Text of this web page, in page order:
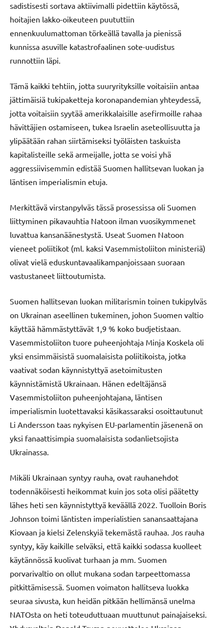
sadistisesti sortava aktiivimalli pidettiin käytössä,
hoitajien lakko-oikeuteen puututtiin
ennenkuulumattoman törkeällä tavalla ja pienissä
kunnissa asuville katastrofaalinen sote-uudistus
runnottiin läpi.
Tämä kaikki tehtiin, jotta suuryrityksille voitaisiin antaa
jättimäisiä tukipaketteja koronapandemian yhteydessä,
jotta voitaisiin syytää amerikkalaisille asefirmoille rahaa
hävittäjien ostamiseen, tukea Israelin aseteollisuutta ja
ylipäätään rahan siirtämiseksi työläisten taskuista
kapitalisteille sekä armeijalle, jotta se voisi yhä
aggressiivisemmin edistää Suomen hallitsevan luokan ja
läntisen imperialismin etuja.
Merkittävä virstanpylväs tässä prosessissa oli Suomen
liittyminen pikavauhtia Natoon ilman vuosikymmenet
luvattua kansanäänestystä. Useat Suomen Natoon
vieneet poliitikot (ml. kaksi Vasemmistoliiton ministeriä)
olivat vielä eduskuntavaalikampanjoissaan suoraan
vastustaneet liittoutumista.
Suomen hallitsevan luokan militarismin toinen tukipylväs
on Ukrainan aseellinen tukeminen, johon Suomen valtio
käyttää hämmästyttävät 1,9 % koko budjetistaan.
Vasemmistoliiton tuore puheenjohtaja Minja Koskela oli
yksi ensimmäisistä suomalaisista poliitikoista, jotka
vaativat sodan käynnistyttyä asetoimitusten
käynnistämistä Ukrainaan. Hänen edeltäjänsä
Vasemmistoliiton puheenjohtajana, läntisen
imperialismin luotettavaksi käsikassaraksi osoittautunut
Li Andersson taas nykyisen EU-parlamentin jäsenenä on
yksi fanaattisimpia suomalaisista sodanlietsojista
Ukrainassa.
Mikäli Ukrainaan syntyy rauha, ovat rauhanehdot
todennäköisesti heikommat kuin jos sota olisi päätetty
lähes heti sen käynnistyttyä keväällä 2022. Tuolloin Boris
Johnson toimi läntisten imperialistien sanansaattajana
Kiovaan ja kielsi Zelenskyiä tekemästä rauhaa. Jos rauha
syntyy, käy kaikille selväksi, että kaikki sodassa kuolleet
käytännössä kuolivat turhaan ja mm. Suomen
porvarivaltio on ollut mukana sodan tarpeettomassa
pitkittämisessä. Suomen voimaton hallitseva luokka
seuraa sivusta, kun heidän pitkään hellimänsä unelma
NATOsta on heti toteuduttuaan muuttunut painajaiseksi.